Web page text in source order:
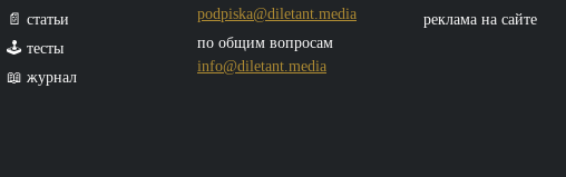
📄 статьи
🕹️ тесты
📖 журнал
podpiska@diletant.media
по общим вопросам
info@diletant.media
реклама на сайте